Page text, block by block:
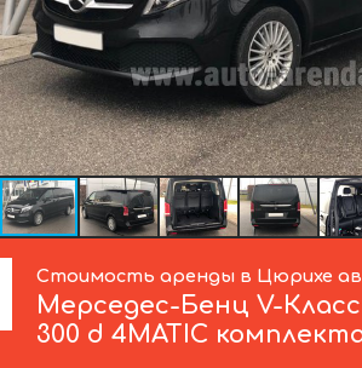
Стоимость аренды в Цюрихе
Мерседес-Бенц V-
300 d 4MATIC